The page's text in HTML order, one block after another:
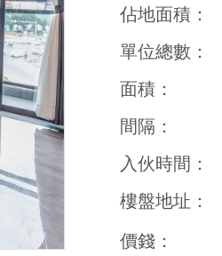
佔地面積：
單位總數：
面積：
間隔：
入伙時間：
樓盤地址：
價錢：